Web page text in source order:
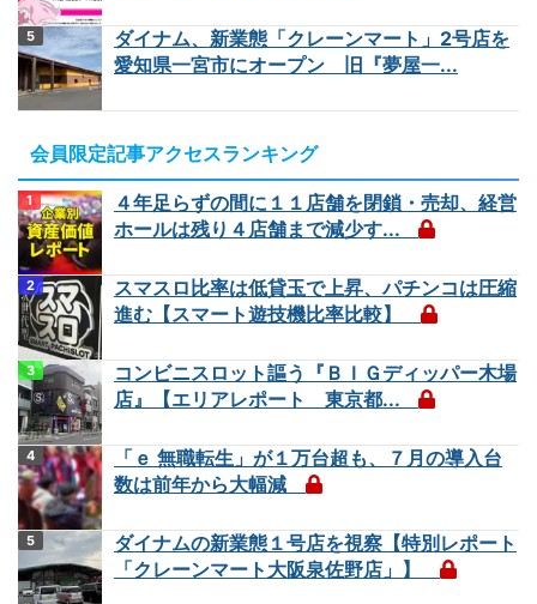
ダイナム、新業態「クレーンマート」2号店を
愛知県一宮市にオープン 旧『夢屋一...
会員限定記事アクセスランキング
４年足らずの間に１１店舗を閉鎖・売却、経営
ホールは残り４店舗まで減少す...
スマスロ比率は低貸玉で上昇、パチンコは圧縮
進む【スマート遊技機比率比較】
コンビニスロット謳う『ＢＩＧディッパー木場
店』【エリアレポート 東京都...
「ｅ 無職転生」が１万台超も、７月の導入台
数は前年から大幅減
ダイナムの新業態１号店を視察【特別レポート
「クレーンマート大阪泉佐野店」】